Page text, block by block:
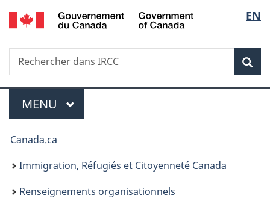
Passer
au
Passer
à
du
Passer
à
simplifiée
de
la
EN
Recherche
Rechercher
dans
Menu
MENU PRINCIPAL
Vous
êtes
ici :
Canada.ca
Immigration, Réfugiés et Citoyenneté Canada
Renseignements organisationnels